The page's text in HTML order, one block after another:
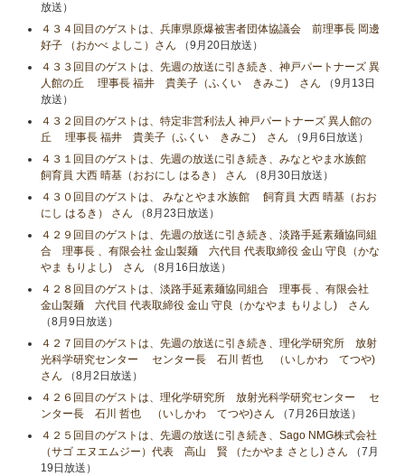
放送）
４３４回目のゲストは、兵庫県原爆被害者団体協議会 前理事長 岡邊
好子 （おかべ よしこ）さん （9月20日放送）
４３３回目のゲストは、先週の放送に引き続き、神戸パートナーズ 異
人館の丘 理事長 福井 貴美子（ふくい きみこ) さん （9月13日
放送）
４３２回目のゲストは、特定非営利法人 神戸パートナーズ 異人館の
丘 理事長 福井 貴美子（ふくい きみこ) さん （9月6日放送）
４３１回目のゲストは、先週の放送に引き続き、みなとやま水族館
飼育員 大西 晴基（おおにし はるき） さん （8月30日放送）
４３０回目のゲストは、 みなとやま水族館 飼育員 大西 晴基（おお
にし はるき） さん （8月23日放送）
４２９回目のゲストは、先週の放送に引き続き、淡路手延素麺協同組
合 理事長 、有限会社 金山製麺 六代目 代表取締役 金山 守良（かな
やま もりよし) さん （8月16日放送）
４２８回目のゲストは、淡路手延素麺協同組合 理事長 、有限会社
金山製麺 六代目 代表取締役 金山 守良（かなやま もりよし) さん
（8月9日放送）
４２７回目のゲストは、先週の放送に引き続き、理化学研究所 放射
光科学研究センター センター長 石川 哲也 （いしかわ てつや)
さん （8月2日放送）
４２６回目のゲストは、理化学研究所 放射光科学研究センター セ
ンター長 石川 哲也 （いしかわ てつや)さん （7月26日放送）
４２５回目のゲストは、先週の放送に引き続き、Sago NMG株式会社
（サゴ エヌエムジー）代表 高山 賢 （たかやま さとし) さん （7月
19日放送）